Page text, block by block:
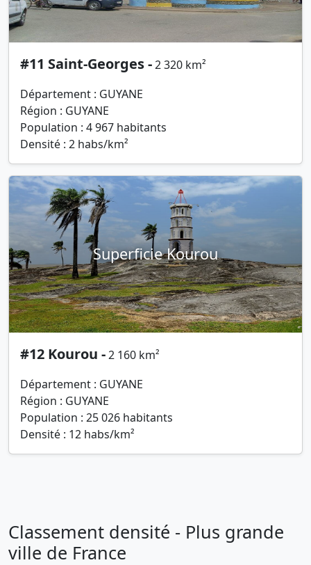
#11 Saint-Georges -2 320 km²
Département : GUYANE
Région : GUYANE
Population : 4 967 habitants
Densité : 2 habs/km²
Superficie Kourou
#12 Kourou -2 160 km²
Département : GUYANE
Région : GUYANE
Population : 25 026 habitants
Densité : 12 habs/km²
Classement densité - Plus grande
ville de France